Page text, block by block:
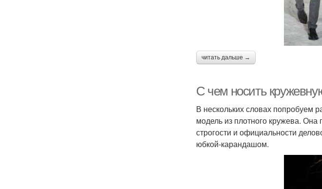
читать дальше →
С чем носить
В нескольких словах попробуем
модель из плотного кружева.
строгости и официальности
юбкой-карандашом.